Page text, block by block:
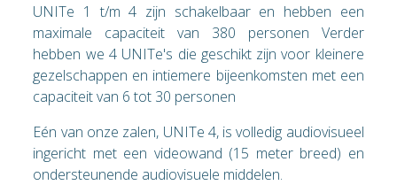
UNITe 1 t/m 4 zijn schakelbaar en hebben een
maximale capaciteit van 380 personen Verder
hebben we 4 UNITe's die geschikt zijn voor kleinere
gezelschappen en intiemere bijeenkomsten met een
capaciteit van 6 tot 30 personen
Eén van onze zalen, UNITe 4, is volledig audiovisueel
ingericht met een videowand (15 meter breed) en
ondersteunende audiovisuele middelen.